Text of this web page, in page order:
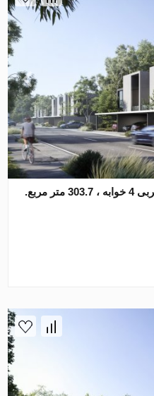
ویلا در Sharjah ، امارات متحده عربی 4 خوابه ، 303.7 متر مربع.